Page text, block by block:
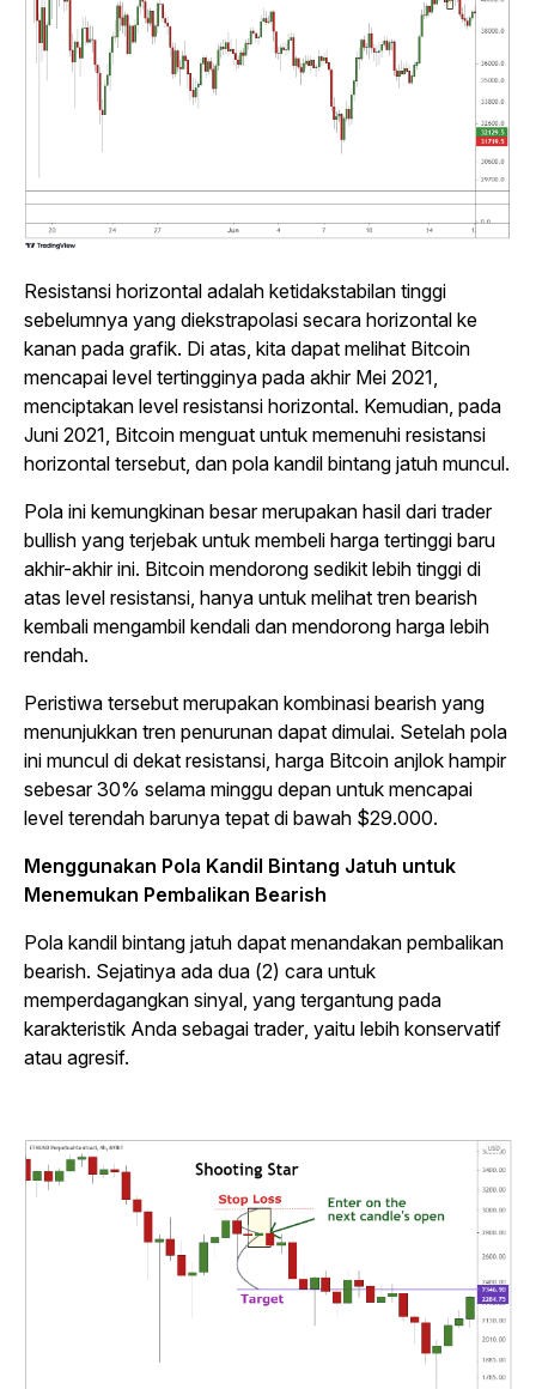
Resistansi horizontal adalah ketidakstabilan tinggi
sebelumnya yang diekstrapolasi secara horizontal ke
kanan pada grafik. Di atas, kita dapat melihat Bitcoin
mencapai level tertingginya pada akhir Mei 2021,
menciptakan level resistansi horizontal. Kemudian, pada
Juni 2021, Bitcoin menguat untuk memenuhi resistansi
horizontal tersebut, dan pola kandil bintang jatuh muncul.
Pola ini kemungkinan besar merupakan hasil dari trader
bullish yang terjebak untuk membeli harga tertinggi baru
akhir-akhir ini. Bitcoin mendorong sedikit lebih tinggi di
atas level resistansi, hanya untuk melihat tren bearish
kembali mengambil kendali dan mendorong harga lebih
rendah.
Peristiwa tersebut merupakan kombinasi bearish yang
menunjukkan tren penurunan dapat dimulai. Setelah pola
ini muncul di dekat resistansi, harga Bitcoin anjlok hampir
sebesar 30% selama minggu depan untuk mencapai
level terendah barunya tepat di bawah $29.000.
Menggunakan Pola Kandil Bintang Jatuh untuk
Menemukan Pembalikan Bearish
Pola kandil bintang jatuh dapat menandakan pembalikan
bearish. Sejatinya ada dua (2) cara untuk
memperdagangkan sinyal, yang tergantung pada
karakteristik Anda sebagai trader, yaitu lebih konservatif
atau agresif.